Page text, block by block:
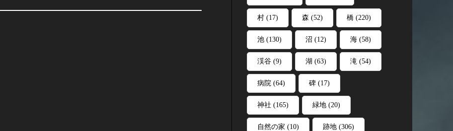
村 (17) 森 (52) 橋 (220)
池 (130) 沼 (12) 海 (58)
渓谷 (9) 湖 (63) 滝 (54)
病院 (64) 碑 (17)
神社 (165) 緑地 (20)
自然の家 (10) 跡地 (306)